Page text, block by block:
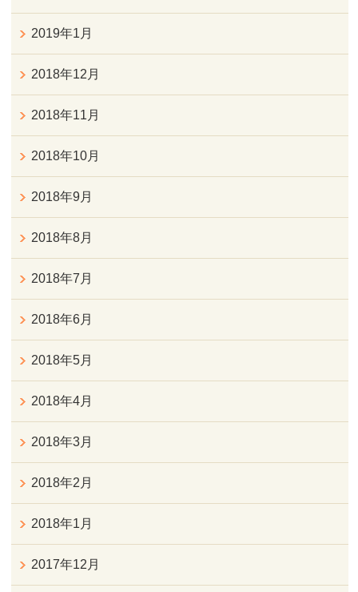
2019年1月
2018年12月
2018年11月
2018年10月
2018年9月
2018年8月
2018年7月
2018年6月
2018年5月
2018年4月
2018年3月
2018年2月
2018年1月
2017年12月